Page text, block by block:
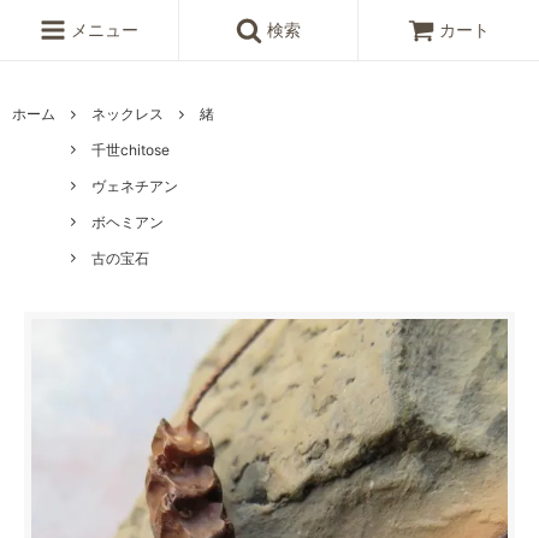
メニュー 検索 カート
ホーム ネックレス
緒
千世chitose
ヴェネチアン
ボヘミアン
古の宝石